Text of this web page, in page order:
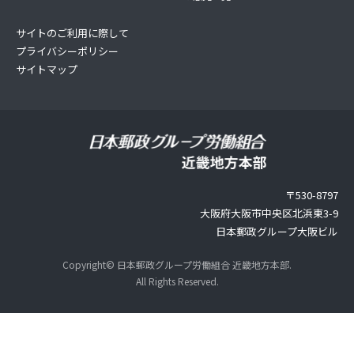
サイトのご利用に際して
プライバシーポリシー
サイトマップ
〒530-8797
大阪府大阪市中央区北浜東3-9
日本郵政グループ大阪ビル
Copyright© 日本郵政グループ労働組合 近畿地方本部.
All Rights Reserved.